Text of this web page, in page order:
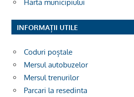
Harta municipiului
INFORMAȚII UTILE
Coduri poștale
Mersul autobuzelor
Mersul trenurilor
Parcari la resedinta